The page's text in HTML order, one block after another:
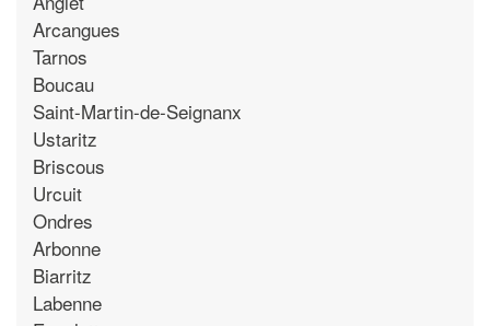
Arcangues
Tarnos
Boucau
Saint-Martin-de-Seignanx
Ustaritz
Briscous
Urcuit
Ondres
Arbonne
Biarritz
Labenne